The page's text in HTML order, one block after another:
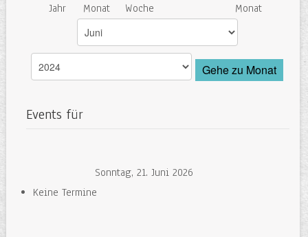
Jahr
Monat
Woche
Monat
Gehe zu Monat
Events für
Sonntag, 21. Juni 2026
Keine Termine